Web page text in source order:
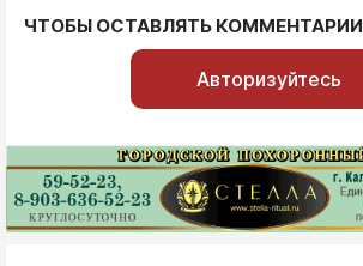
ЧТОБЫ ОСТАВЛЯТЬ КОММЕНТАРИИ
Авторизуйтесь